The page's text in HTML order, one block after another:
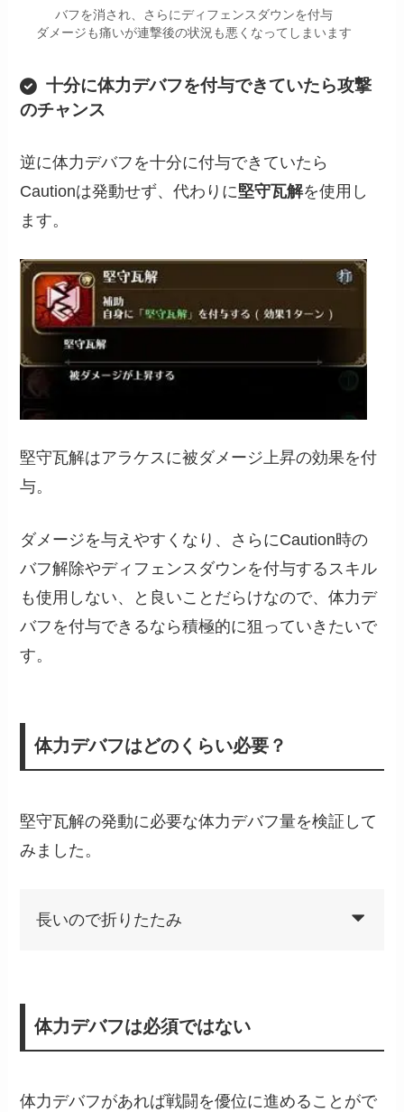
バフを消され、さらにディフェンスダウンを付与
ダメージも痛いが連撃後の状況も悪くなってしまいます
十分に体力デバフを付与できていたら攻撃
のチャンス
逆に体力デバフを十分に付与できていたら
Cautionは発動せず、代わりに堅守瓦解を使用し
ます。
堅守瓦解はアラケスに被ダメージ上昇の効果を付
与。
ダメージを与えやすくなり、さらにCaution時の
バフ解除やディフェンスダウンを付与するスキル
も使用しない、と良いことだらけなので、体力デ
バフを付与できるなら積極的に狙っていきたいで
す。
体力デバフはどのくらい必要？
堅守瓦解の発動に必要な体力デバフ量を検証して
みました。
長いので折りたたみ
体力デバフは必須ではない
体力デバフがあれば戦闘を優位に進めることがで